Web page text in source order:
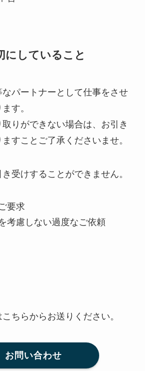
にしていること
パートナーとして仕事をさせ
す。
りができない場合は、お引き
すことご了承くださいませ。
受けすることができません。
要求
考慮しない過度なご依頼
ちらからお送りください。
お問い合わせ